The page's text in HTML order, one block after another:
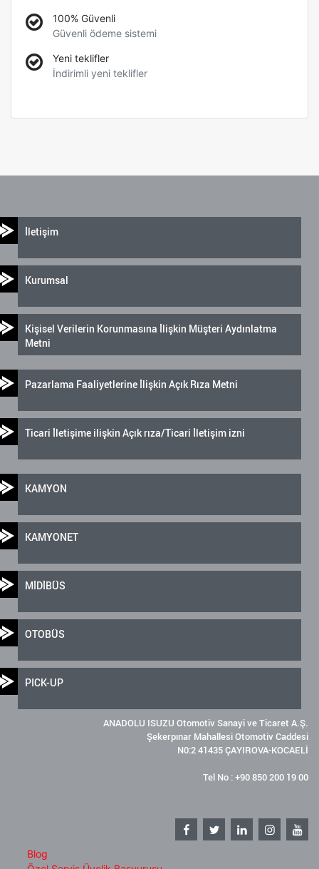
100% Güvenli
Güvenli ödeme sistemi
Yeni teklifler
İndirimli yeni teklifler
İletişim
Kurumsal
Kişisel Verilerin Korunmasına İlişkin Müşteri Aydınlatma
Metni
Pazarlama Faaliyetlerine İlişkin Açık Rıza Metni
Ticari İletişime ilişkin Açık rıza/Ticari İletişim izni
KAMYON
KAMYONET
MİDİBÜS
OTOBÜS
PICK-UP
ANADOLU ISUZU Otomotiv Sanayi ve Ticaret A.Ş.
Şekerpınar Mahallesi Otomotiv Caddesi
N0:2 41435 ÇAYIROVA-KOCAELİ
Tel No : +90 850 200 19 00
Blog